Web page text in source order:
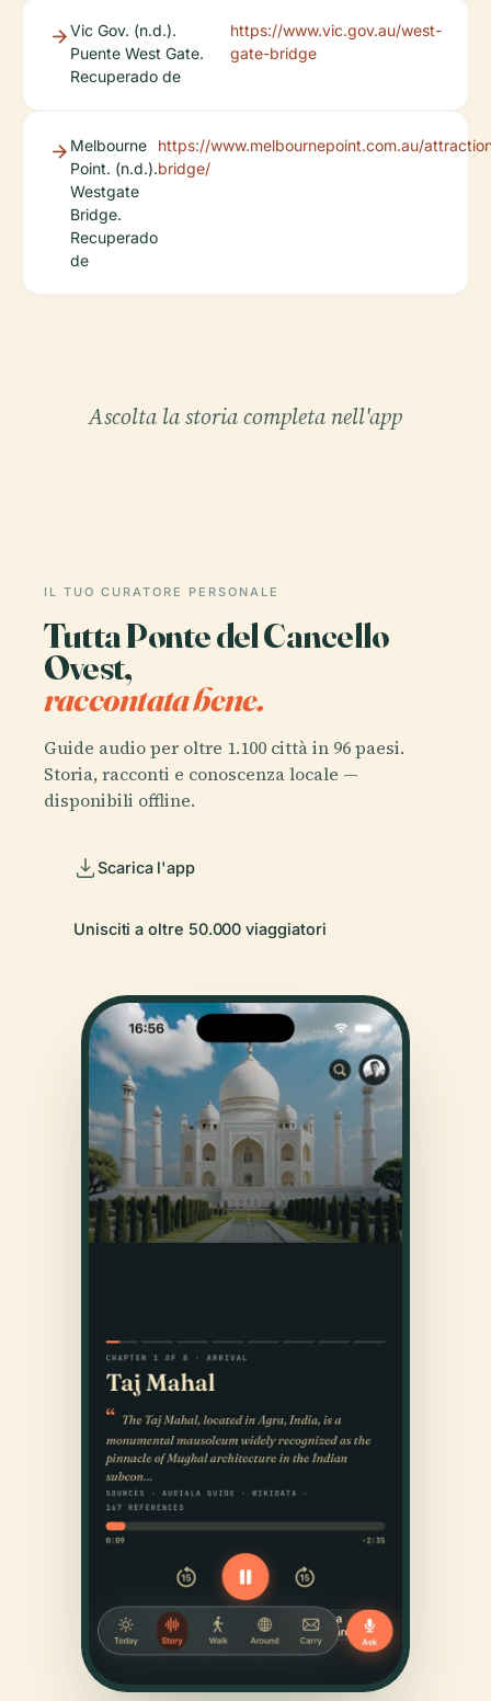
Vic Gov. (n.d.).
Puente West Gate.
Recuperado de
https://www.vic.gov.au/west-
gate-bridge
Melbourne
Point. (n.d.).
Westgate
Bridge.
Recuperado
de
https://www.melbournepoint.com.au/
bridge/
Ascolta la storia completa nell'app
IL TUO CURATORE PERSONALE
Tutta Ponte del Cancello
Ovest,
raccontata bene.
Guide audio per oltre 1.100 città in 96 paesi.
Storia, racconti e conoscenza locale —
disponibili offline.
Scarica l'app
Unisciti a oltre 50.000 viaggiatori